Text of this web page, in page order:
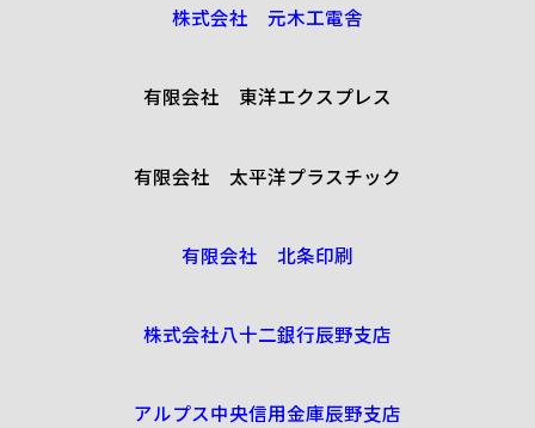
株式会社 元木工電舎
有限会社 東洋エクスプレス
有限会社 太平洋プラスチック
有限会社 北条印刷
株式会社八十二銀行辰野支店
アルプス中央信用金庫辰野支店